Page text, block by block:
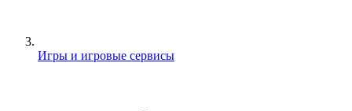
Игры и игровые сервисы